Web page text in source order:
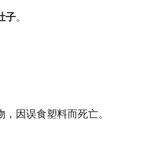
子。
因误食塑料而死亡。